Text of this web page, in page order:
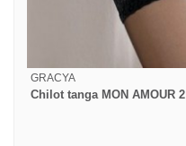
GRACYA
Chilot tanga MON AMOUR 2